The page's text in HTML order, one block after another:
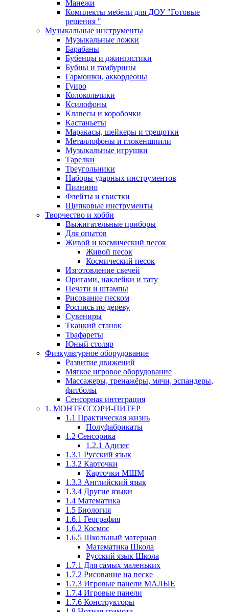
Манежи
Комплекты мебели для ДОУ "Готовые
решения "
Музыкальные инструменты
Музыкальные ложки
Барабаны
Бубенцы и джинглстики
Бубны и тамбурины
Гармошки, аккордеоны
Гуиро
Колокольчики
Ксилофоны
Клавесы и коробочки
Кастаньеты
Маракасы, шейкеры и трещотки
Металлофоны и глокеншпили
Музыкальные игрушки
Тарелки
Треугольники
Наборы ударных инструментов
Пианино
Флейты и свистки
Щипковые инструменты
Творчество и хобби
Выжигательные приборы
Для опытов
Живой и космический песок
Живой песок
Космический песок
Изготовление свечей
Оригами, наклейки и тату
Печати и штампы
Рисование песком
Роспись по дереву
Сувениры
Ткацкий станок
Трафареты
Юный столяр
Физкультурное оборудование
Развитие движений
Мягкое игровое оборудование
Массажеры, тренажёры, мячи, эспандеры,
фитболы
Сенсорная интеграция
1. МОНТЕССОРИ-ПИТЕР
1.1 Практическая жизнь
Полуфабрикаты
1.2 Сенсорика
1.2.1 Адизес
1.3.1 Русский язык
1.3.2 Карточки
Карточки МШМ
1.3.3 Английский язык
1.3.4 Другие языки
1.4 Математика
1.5 Биология
1.6.1 География
1.6.2 Космос
1.6.5 Школьный материал
Математика Школа
Русский язык Школа
1.7.1 Для самых маленьких
1.7.2 Рисование на песке
1.7.3 Игровые панели МАЛЫЕ
1.7.4 Игровые панели
1.7.6 Конструкторы